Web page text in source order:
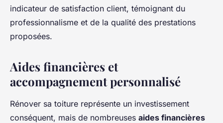
indicateur de satisfaction client, témoignant du
professionnalisme et de la qualité des prestations
proposées.
Aides financières et
accompagnement personnalisé
Rénover sa toiture représente un investissement
conséquent, mais de nombreuses aides financières